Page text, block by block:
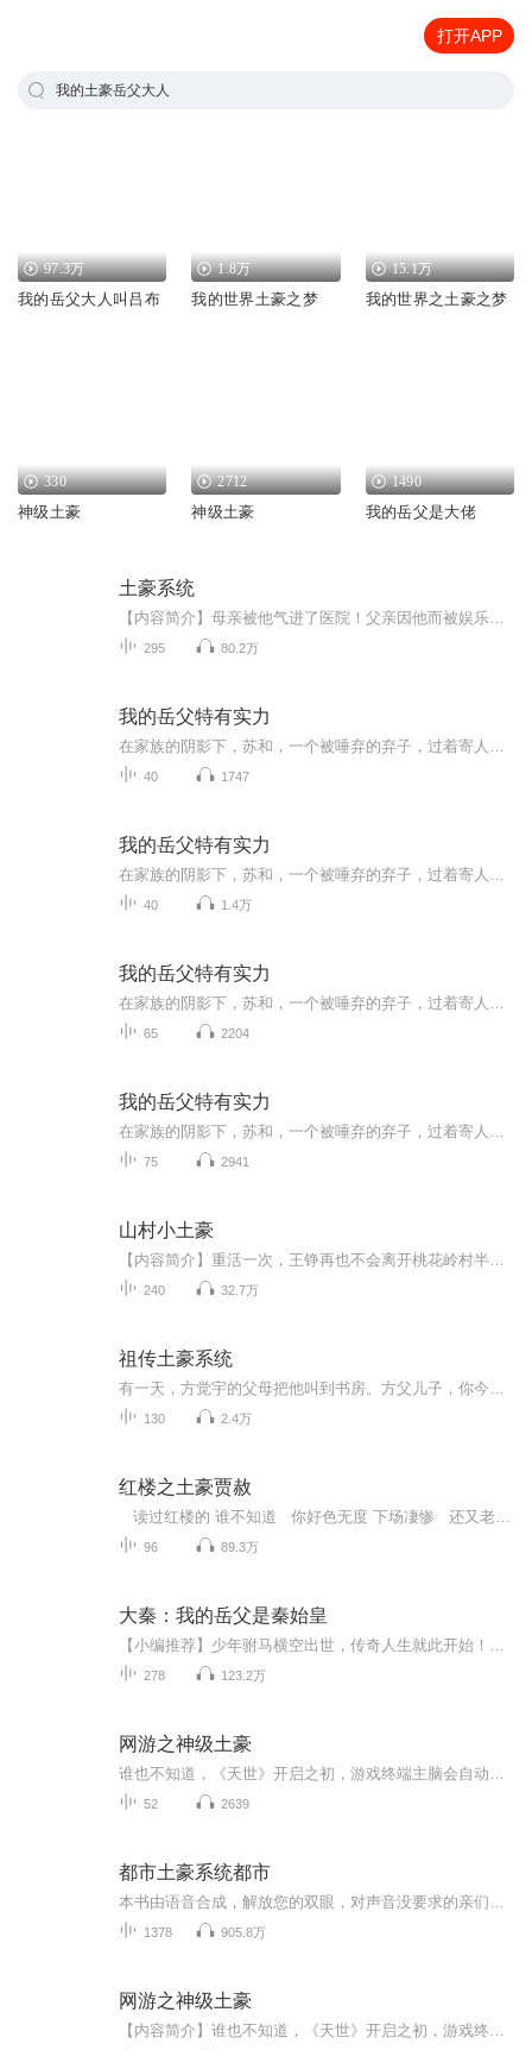
打开APP
我的土豪岳父大人
97.3万
我的岳父大人叫吕布
1.8万
我的世界土豪之梦
15.1万
我的世界之土豪之梦
330
神级土豪
2712
神级土豪
1490
我的岳父是大佬
土豪系统
295 80.2万
我的岳父特有实力
40 1747
我的岳父特有实力
40 1.4万
我的岳父特有实力
65 2204
我的岳父特有实力
75 2941
山村小土豪
240 32.7万
祖传土豪系统
130 2.4万
红楼之土豪贾赦
96 89.3万
大秦：我的岳父是秦始皇
278 123.2万
网游之神级土豪
52 2639
都市土豪系统都市
1378 905.8万
网游之神级土豪